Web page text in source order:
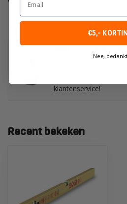
Of heeft u hulp nodig
klantenservice!
Recent bekeken
€5,-
Nee, bedankt